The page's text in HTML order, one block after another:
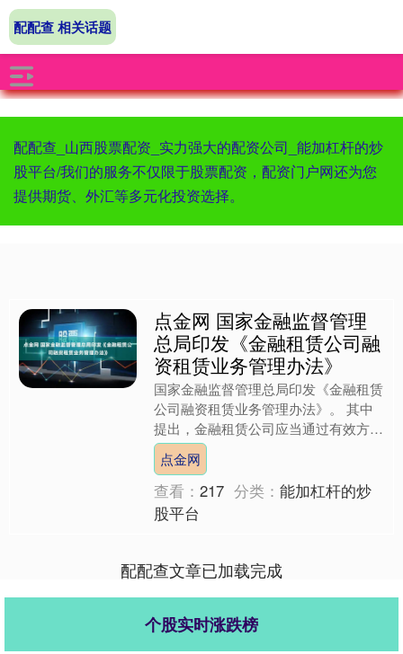
配配查_山西股票配资_实力强大的配资公司_能加杠杆的炒
股平台/我们的服务不仅限于股票配资，配资门户网还为您
提供期货、外汇等多元化投资选择。
配配查 相关话题
点金网 国家金融监督管理
总局印发《金融租赁公司融
资租赁业务管理办法》
国家金融监督管理总局印发《金融租赁
公司融资租赁业务管理办法》。 其中
提出，金融租赁公司应当通过有效方法
和规范程序对租赁物、承租人、担保
人、抵（质）押物等方面进行....
点金网
查看：217 分类：能加杠杆的炒
股平台
配配查文章已加载完成
个股实时涨跌榜